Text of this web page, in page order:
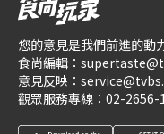
您的意見是我們前進的動
食尚編輯：
意見反映：
觀眾服務專線： 02-2656-